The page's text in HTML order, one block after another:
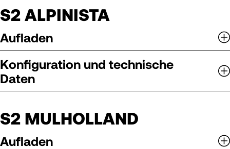
S2 ALPINISTA
Aufladen
Konfiguration und technische
Daten
S2 MULHOLLAND
Aufladen